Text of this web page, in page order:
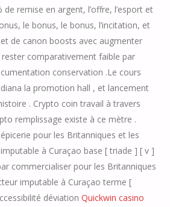
de remise en argent, l’offre, l’esport et
le bonus, le bonus, l’incitation, et
de canon boosts avec augmenter
comparativement faible par
conservation .Le cours
la promotion hall , et lancement
. Crypto coin travail à travers
remplissage existe à ce mètre .
pour les Britanniques et les
à Curaçao base [ triade ] [ v ]
commercialiser pour les Britanniques
imputable à Curaçao terme [
déviation Quickwin casino